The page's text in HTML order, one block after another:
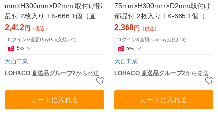
mm×H300mm×D2mm 取付け部
品付 2枚入り TK-666 1個（直送
品）
2,412円 （税込）
ログイン&全額PayPay支払いで
5%
大自工業
LOHACO 直送品グループ2から発送
カートに入れる
75mm×H300mm×D2mm取付け
部品付 2枚入り TK-665 1個（直
送品）
2,368円 （税込）
ログイン&全額PayPay支払いで
5%
大自工業
LOHACO 直送品グループ2から発送
カートに入れる